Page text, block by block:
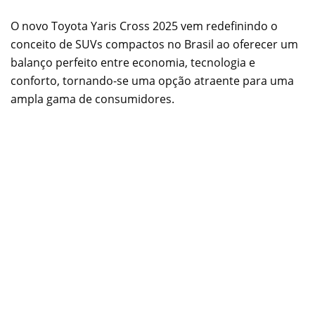
O novo Toyota Yaris Cross 2025 vem redefinindo o
conceito de SUVs compactos no Brasil ao oferecer um
balanço perfeito entre economia, tecnologia e
conforto, tornando-se uma opção atraente para uma
ampla gama de consumidores.